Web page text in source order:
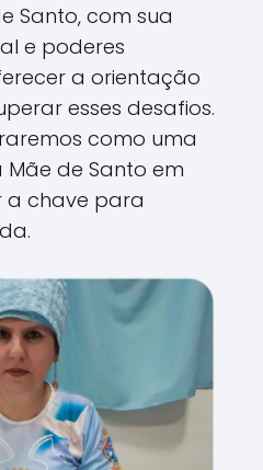
Santo, com sua
e poderes
a orientação
esses desafios.
como uma
de Santo em
a chave para